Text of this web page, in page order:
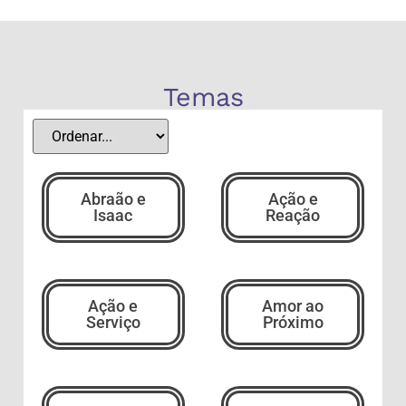
Temas
Abraão e
Isaac
Ação e
Reação
Ação e
Serviço
Amor ao
Próximo